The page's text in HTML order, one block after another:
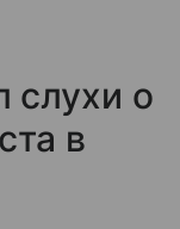
слухи о
в